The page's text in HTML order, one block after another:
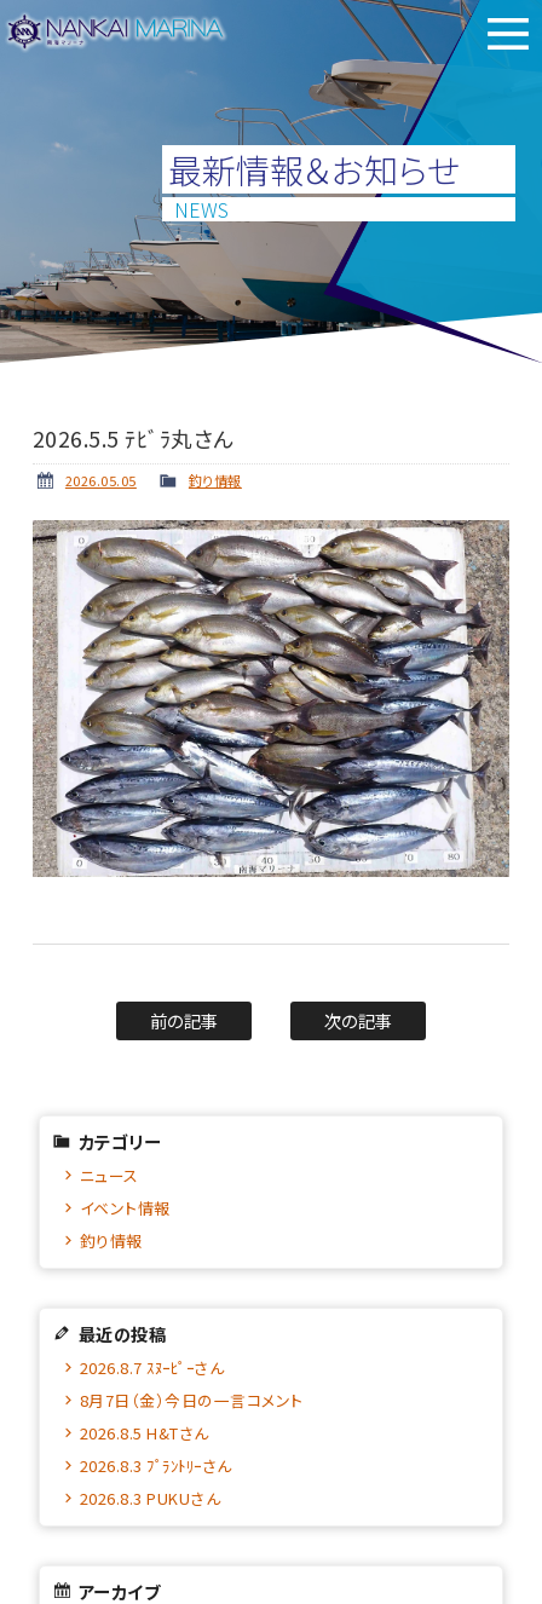
最新情報＆お知らせ
NEWS
2026.5.5 ﾃﾋﾞﾗ丸さん
2026.05.05 釣り情報
前の記事 次の記事
カテゴリー
ニュース
イベント情報
釣り情報
最近の投稿
2026.8.7 ｽﾇｰﾋﾟｰさん
8月7日（金）今日の一言コメント
2026.8.5 H&Tさん
2026.8.3 ﾌﾟﾗﾝﾄﾘｰさん
2026.8.3 PUKUさん
アーカイブ